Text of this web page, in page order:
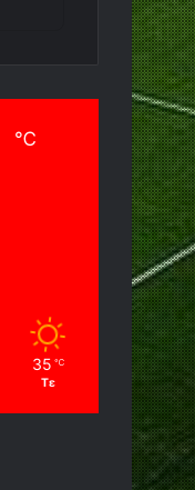
℃
35 ℃
Τε